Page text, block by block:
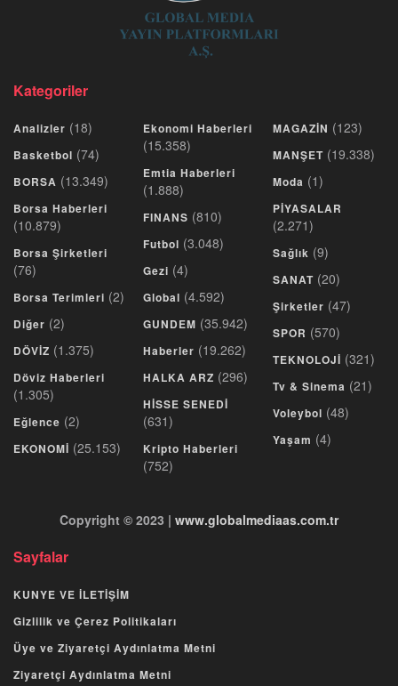
Kategoriler
Analizler (18)
Basketbol (74)
BORSA (13.349)
Borsa Haberleri
(10.879)
Borsa Şirketleri
(76)
Borsa Terimleri (2)
Diğer (2)
DÖVİZ (1.375)
Döviz Haberleri
(1.305)
Eğlence (2)
EKONOMİ (25.153)
Ekonomi Haberleri
(15.358)
Emtia Haberleri
(1.888)
FINANS (810)
Futbol (3.048)
Gezi (4)
Global (4.592)
GUNDEM (35.942)
Haberler (19.262)
HALKA ARZ (296)
HİSSE SENEDİ
(631)
Kripto Haberleri
(752)
MAGAZİN (123)
MANŞET (19.338)
Moda (1)
PİYASALAR
(2.271)
Sağlık (9)
SANAT (20)
Şirketler (47)
SPOR (570)
TEKNOLOJİ (321)
Tv & Sinema (21)
Voleybol (48)
Yaşam (4)
Copyright © 2023 | www.globalmediaas.com.tr
Sayfalar
KUNYE VE İLETİŞİM
Gizlilik ve Çerez Politikaları
Üye ve Ziyaretçi Aydınlatma Metni
Ziyaretçi Aydınlatma Metni